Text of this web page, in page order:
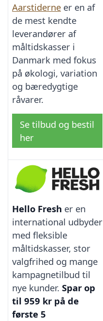
Aarstiderne er en af
de mest kendte
leverandører af
måltidskasser i
Danmark med fokus
på økologi, variation
og bæredygtige
råvarer.
Se tilbud og bestil
her
Hello Fresh er en
international udbyder
med fleksible
måltidskasser, stor
valgfrihed og mange
kampagnetilbud til
nye kunder. Spar op
til 959 kr på de
første 5